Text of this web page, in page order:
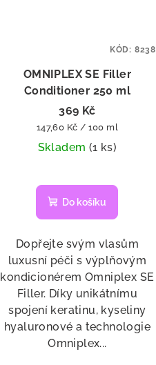
OMNIPLEX SE Filler
Conditioner 250 ml
369 Kč
Měrná
cena:
147,60 Kč / 100 ml
Skladem (1 ks)
Do košíku
Dopřejte svým vlasům
luxusní péči s výplňovým
kondicionérem Omniplex SE
Filler. Díky unikátnímu
spojení keratinu, kyseliny
hyaluronové a technologie
Omniplex...
KÓD: 8238